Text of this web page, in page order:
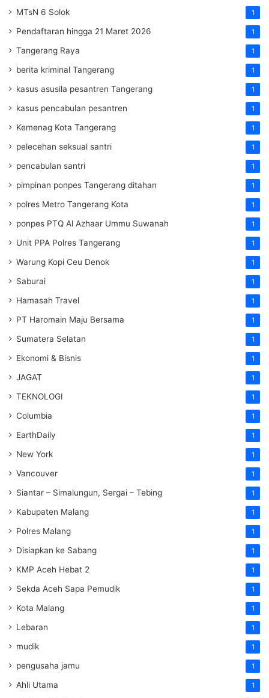
MTsN 6 Solok 1
Pendaftaran hingga 21 Maret 2026 1
Tangerang Raya 1
berita kriminal Tangerang 1
kasus asusila pesantren Tangerang 1
kasus pencabulan pesantren 1
Kemenag Kota Tangerang 1
pelecehan seksual santri 1
pencabulan santri 1
pimpinan ponpes Tangerang ditahan 1
polres Metro Tangerang Kota 1
ponpes PTQ Al Azhaar Ummu Suwanah 1
Unit PPA Polres Tangerang 1
Warung Kopi Ceu Denok 1
Saburai 1
Hamasah Travel 1
PT Haromain Maju Bersama 1
Sumatera Selatan 1
Ekonomi & Bisnis 1
JAGAT 1
TEKNOLOGI 1
Columbia 1
EarthDaily 1
New York 1
Vancouver 1
Siantar – Simalungun, Sergai – Tebing 1
Kabupaten Malang 1
Polres Malang 1
Disiapkan ke Sabang 1
KMP Aceh Hebat 2 1
Sekda Aceh Sapa Pemudik 1
Kota Malang 1
Lebaran 1
mudik 1
pengusaha jamu 1
Ahli Utama 1